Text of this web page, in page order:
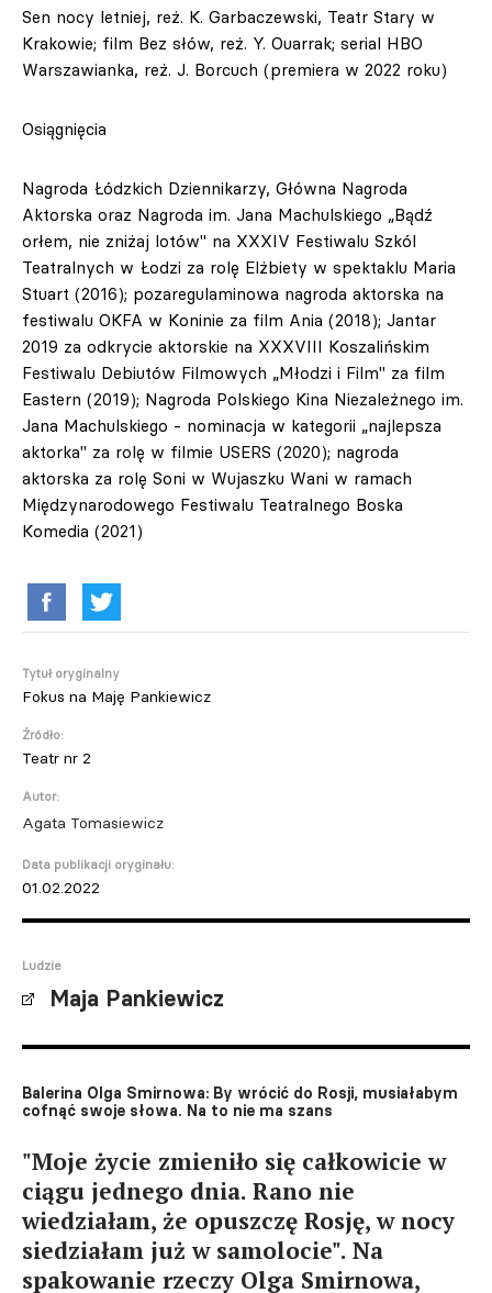
Sen nocy letniej, reż. K. Garbaczewski, Teatr Stary w
Krakowie; film Bez słów, reż. Y. Ouarrak; serial HBO
Warszawianka, reż. J. Borcuch (premiera w 2022 roku)
Osiągnięcia
Nagroda Łódzkich Dziennikarzy, Główna Nagroda
Aktorska oraz Nagroda im. Jana Machulskiego „Bądź
orłem, nie zniżaj lotów" na XXXIV Festiwalu Szkól
Teatralnych w Łodzi za rolę Elżbiety w spektaklu Maria
Stuart (2016); pozaregulaminowa nagroda aktorska na
festiwalu OKFA w Koninie za film Ania (2018); Jantar
2019 za odkrycie aktorskie na XXXVIII Koszalińskim
Festiwalu Debiutów Filmowych „Młodzi i Film" za film
Eastern (2019); Nagroda Polskiego Kina Niezależnego im.
Jana Machulskiego - nominacja w kategorii „najlepsza
aktorka" za rolę w filmie USERS (2020); nagroda
aktorska za rolę Soni w Wujaszku Wani w ramach
Międzynarodowego Festiwalu Teatralnego Boska
Komedia (2021)
Tytuł oryginalny
Fokus na Maję Pankiewicz
Źródło:
Teatr nr 2
Autor:
Agata Tomasiewicz
Data publikacji oryginału:
01.02.2022
Ludzie
Maja Pankiewicz
Balerina Olga Smirnowa: By wrócić do Rosji, musiałabym
cofnąć swoje słowa. Na to nie ma szans
"Moje życie zmieniło się całkowicie w
ciągu jednego dnia. Rano nie
wiedziałam, że opuszczę Rosję, w nocy
siedziałam już w samolocie". Na
spakowanie rzeczy Olga Smirnowa,